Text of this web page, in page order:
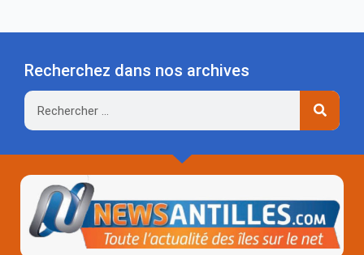
Recherchez dans nos archives
Rechercher